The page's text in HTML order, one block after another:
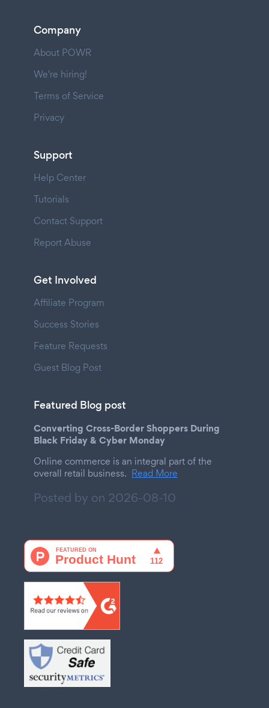
Company
About POWR
We're hiring!
Terms of Service
Privacy
Support
Help Center
Tutorials
Contact Support
Report Abuse
Get Involved
Affiliate Program
Success Stories
Feature Requests
Guest Blog Post
Featured Blog post
Converting Cross-Border Shoppers During
Black Friday & Cyber Monday
Online commerce is an integral part of the
overall retail business. Read More
Posted by on 2026-08-10